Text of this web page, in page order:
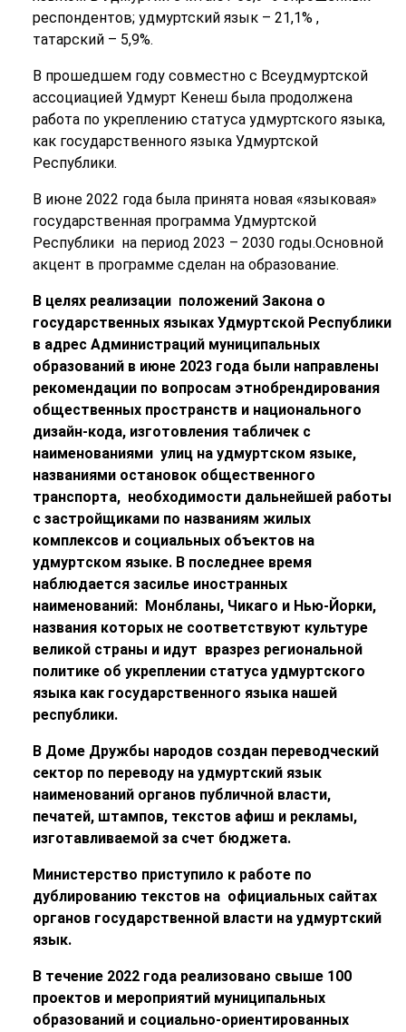
респондентов; удмуртский язык – 21,1% ,
татарский – 5,9%.
В прошедшем году совместно с Всеудмуртской
ассоциацией Удмурт Кенеш была продолжена
работа по укреплению статуса удмуртского языка,
как государственного языка Удмуртской
Республики.
В июне 2022 года была принята новая «языковая»
государственная программа Удмуртской
Республики на период 2023 – 2030 годы.Основной
акцент в программе сделан на образование.
В целях реализации положений Закона о
государственных языках Удмуртской Республики
в адрес Администраций муниципальных
образований в июне 2023 года были направлены
рекомендации по вопросам этнобрендирования
общественных пространств и национального
дизайн-кода, изготовления табличек с
наименованиями улиц на удмуртском языке,
названиями остановок общественного
транспорта, необходимости дальнейшей работы
с застройщиками по названиям жилых
комплексов и социальных объектов на
удмуртском языке. В последнее время
наблюдается засилье иностранных
наименований: Монбланы, Чикаго и Нью-Йорки,
названия которых не соответствуют культуре
великой страны и идут вразрез региональной
политике об укреплении статуса удмуртского
языка как государственного языка нашей
республики.
В Доме Дружбы народов создан переводческий
сектор по переводу на удмуртский язык
наименований органов публичной власти,
печатей, штампов, текстов афиш и рекламы,
изготавливаемой за счет бюджета.
Министерство приступило к работе по
дублированию текстов на официальных сайтах
органов государственной власти на удмуртский
язык.
В течение 2022 года реализовано свыше 100
проектов и мероприятий муниципальных
образований и социально-ориентированных